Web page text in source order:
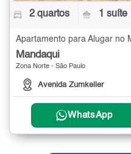
2 quartos 1 suíte
Apartamento para Alugar no
Mandaqui
Zona Norte - São Paulo
Avenida Zumkeller
WhatsApp